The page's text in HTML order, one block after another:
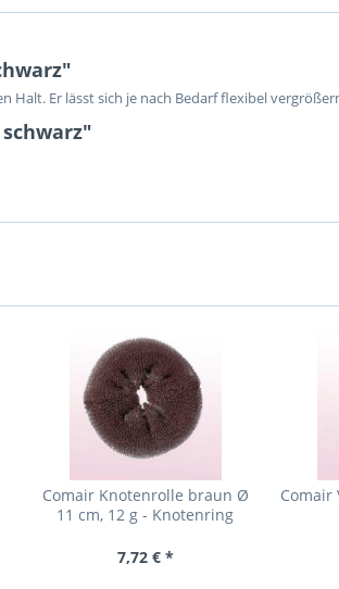
Er lässt sich je nach Bedarf flexibel
Comair Knotenrolle braun Ø
11 cm, 12 g - Knotenring
7,72 € *
Comair